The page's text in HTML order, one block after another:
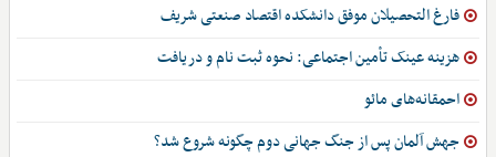
فارغ التحصیلان موفق دانشکده اقتصاد صنعتی شریف
هزینه عینک تأمین اجتماعی: نحوه ثبت نام و دریافت
احمقانه‌های مائو
جهش آلمان پس از جنگ جهانی دوم چگونه شروع شد؟